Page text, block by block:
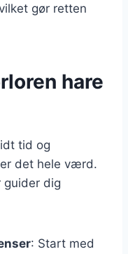
gør retten
hare
tid og
det hele værd.
guider dig
: Start med